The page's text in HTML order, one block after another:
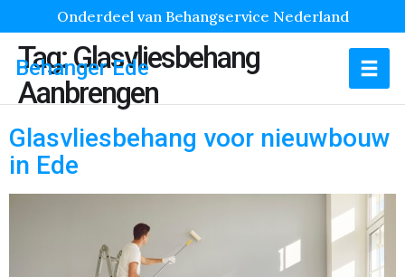
Onderdeel van Behangservice Nederland
Behanger Ede
Tag:Glasvliesbehang
Aanbrengen
Glasvliesbehang voor nieuwbouw
in Ede